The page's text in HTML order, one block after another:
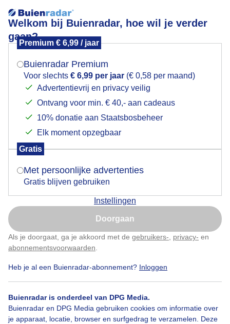
Welkom bij Buienradar, hoe wil je verder
gaan?
Premium € 6,99 / jaar
Buienradar Premium
Voor slechts € 6,99 per jaar (€ 0,58 per maand)
Advertentievrij en privacy veilig
Ontvang voor min. € 40,- aan cadeaus
10% donatie aan Staatsbosbeheer
Elk moment opzegbaar
Gratis
Met persoonlijke advertenties
Gratis blijven gebruiken
Instellingen
Doorgaan
Als je doorgaat, ga je akkoord met de gebruikers- privacy- en
abonnementsvoorwaarden
Heb je al een Buienradar-abonnement? Inloggen
Buienradar is onderdeel van DPG Media.
Buienradar en DPG Media gebruiken cookies om informatie over
je apparaat, locatie, browser en surfgedrag te verzamelen. Deze
zonsondergang
Door: Erna Kool Gemaakt: 12-11-2025, 112x bekeken
Zon Zonsondergang
Bekijk slideshow
Mogen we je locatie gebruiken voor het
Indien je hier nog geen akkoord op hebt gegeven,
verschijnt er zo een pop-up uit je browser waarin
Is goed, toon de popup
Nu niet, misschien later
Klik hierom dit aan te passen